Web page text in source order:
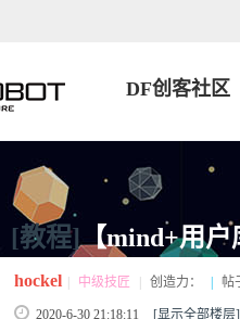
DF创客社区
[教程]【mind+用户
hockel 中级技匠 创造力： 帖
2020-6-30 21:18:11 [显示全部楼层]